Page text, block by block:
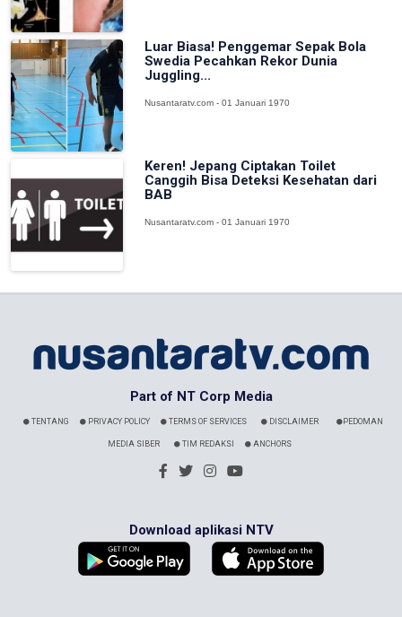
Luar Biasa! Penggemar Sepak Bola
Swedia Pecahkan Rekor Dunia
Juggling...
Nusantaratv.com - 01 Januari 1970
Keren! Jepang Ciptakan Toilet
Canggih Bisa Deteksi Kesehatan dari
BAB
Nusantaratv.com - 01 Januari 1970
Part of NT Corp Media
TENTANG PRIVACY POLICY TERMS OF SERVICES DISCLAIMER PEDOMAN
MEDIA SIBER TIM REDAKSI ANCHORS
Download aplikasi NTV